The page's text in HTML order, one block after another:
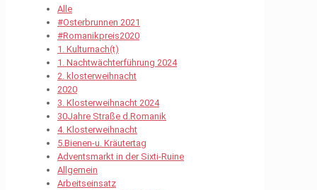
Alle
#Osterbrunnen 2021
#Romanikpreis2020
1. Kulturnach(t)
1. Nachtwächterführung 2024
2. klosterweihnacht
2020
3. Klosterweihnacht 2024
30Jahre Straße d.Romanik
4. Klosterweihnacht
5.Bienen-u. Kräutertag
Adventsmarkt in der Sixti-Ruine
Allgemein
Arbeitseinsatz